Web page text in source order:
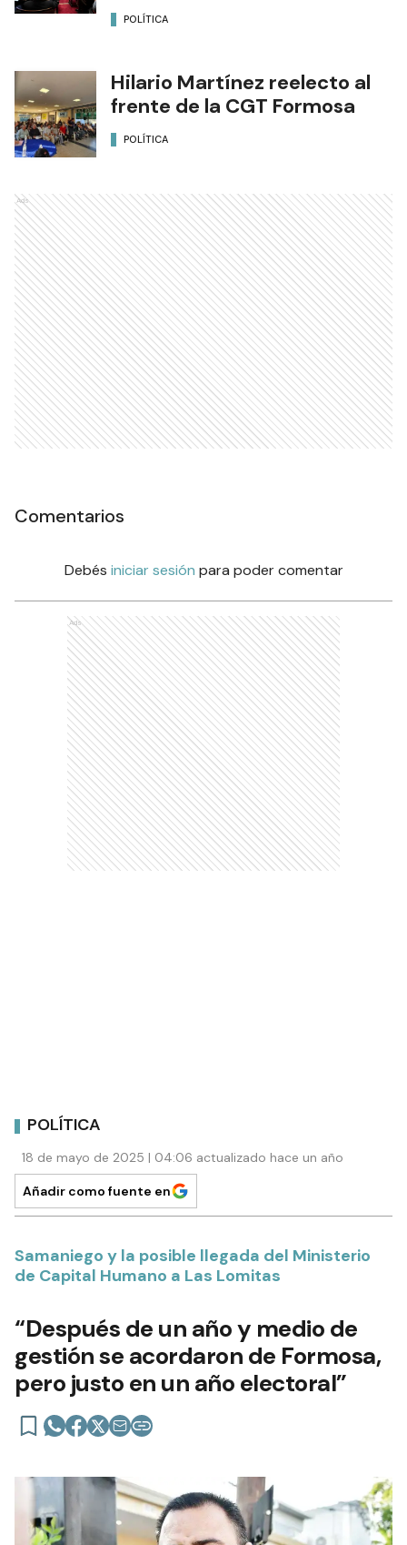
POLÍTICA
Hilario Martínez reelecto al
frente de la CGT Formosa
POLÍTICA
Ads
Comentarios
Debés iniciar sesión para poder comentar
Ads
POLÍTICA
18 de mayo de 2025 | 04:06 actualizado hace un año
Añadir como fuente en
Samaniego y la posible llegada del Ministerio
de Capital Humano a Las Lomitas
“Después de un año y medio de
gestión se acordaron de Formosa,
pero justo en un año electoral”